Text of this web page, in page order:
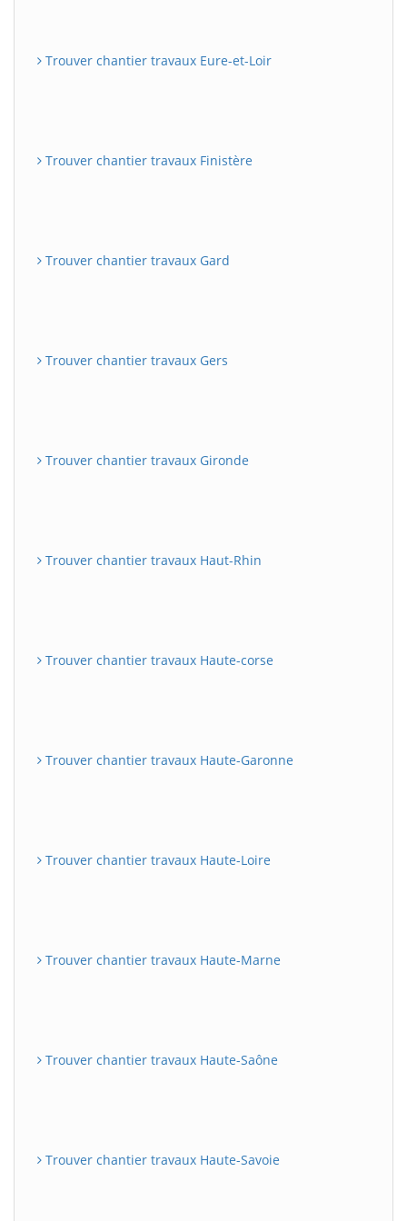
Trouver chantier travaux Eure-et-Loir
Trouver chantier travaux Finistère
Trouver chantier travaux Gard
Trouver chantier travaux Gers
Trouver chantier travaux Gironde
Trouver chantier travaux Haut-Rhin
Trouver chantier travaux Haute-corse
Trouver chantier travaux Haute-Garonne
Trouver chantier travaux Haute-Loire
Trouver chantier travaux Haute-Marne
Trouver chantier travaux Haute-Saône
Trouver chantier travaux Haute-Savoie